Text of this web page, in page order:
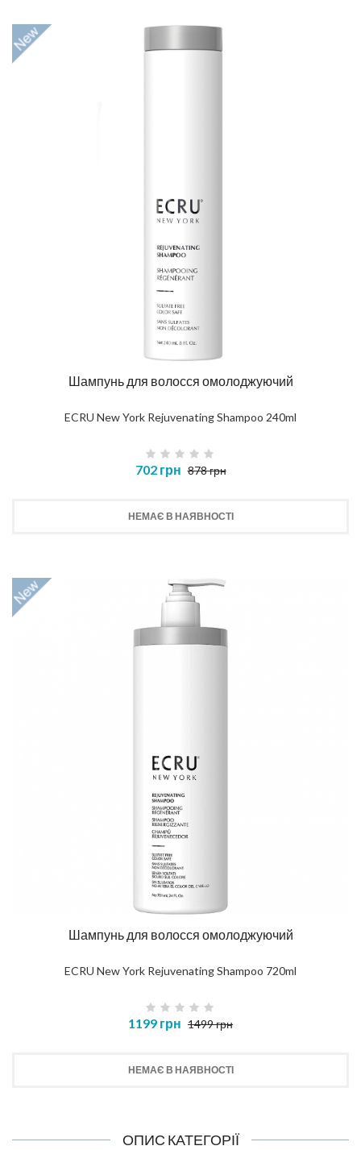
Шампунь для волосся омолоджуючий
ECRU New York Rejuvenating Shampoo 240ml
702 грн 878 грн
НЕМАЄ В НАЯВНОСТІ
Шампунь для волосся омолоджуючий
ECRU New York Rejuvenating Shampoo 720ml
1199 грн 1499 грн
НЕМАЄ В НАЯВНОСТІ
ОПИС КАТЕГОРІЇ